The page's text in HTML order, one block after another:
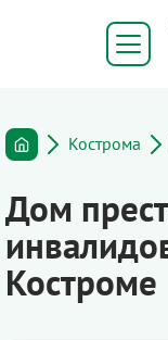
Кострома
Дом
Костроме